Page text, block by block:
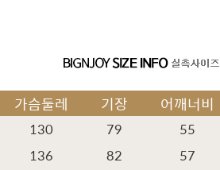
가슴둘레 기장 어깨너비
130 79 55
136 82 57